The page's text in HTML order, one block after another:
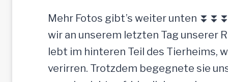
Mehr Fotos gibt’s weiter unten
wir an unserem letzten Tag unserer
lebt im hinteren Teil des Tierheims,
verirren. Trotzdem begegnete sie